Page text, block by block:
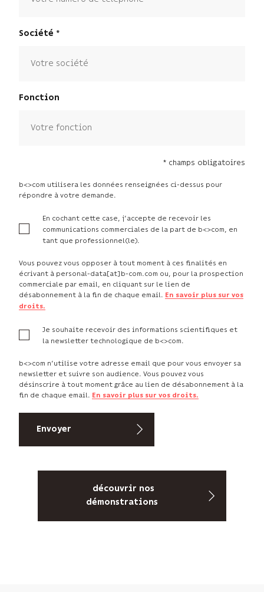
Société
Fonction
* champs obligatoires
b<>com utilisera les données renseignées ci-dessus pour
répondre à votre demande.
En cochant cette case, j’accepte de recevoir les
communications commerciales de la part de b<>com, en
tant que professionnel(le).
Vous pouvez vous opposer à tout moment à ces finalités en
écrivant à personal-data[at]b-com.com ou, pour la prospection
commerciale par email, en cliquant sur le lien de
désabonnement à la fin de chaque email.
En savoir plus sur vos
droits.
Je souhaite recevoir des informations scientifiques et
la newsletter technologique de b<>com.
b<>com n’utilise votre adresse email que pour vous envoyer sa
newsletter et suivre son audience. Vous pouvez vous
désinscrire à tout moment grâce au lien de désabonnement à la
fin de chaque email.
En savoir plus sur vos droits.
découvrir nos
démonstrations